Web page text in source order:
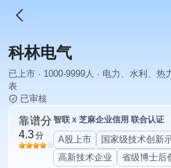
科林电气
已上市 · 1000-9999人 · 电力、水利、
表
已审核
靠谱分
4.3分
智联 x 芝麻企业信用 联合认证
A股上市 国家级技术创新
高新技术企业
省级博士后